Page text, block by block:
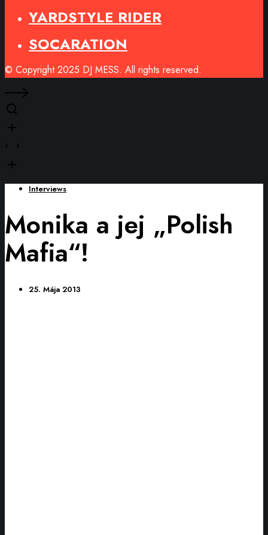
YARDSTYLE RIDER
SOCARATION
© Copyright 2025 DJ MESS. All rights reserved.
Interviews
Monika a jej „Polish
Mafia“!
25. Mája 2013